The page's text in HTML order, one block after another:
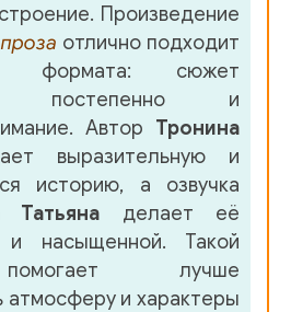
Произведение
отлично подходит
формата: сюжет
постепенно и
Автор Тронина
выразительную и
историю, а озвучка
Татьяна делает её
насыщенной. Такой
лучше
атмосферу и характеры